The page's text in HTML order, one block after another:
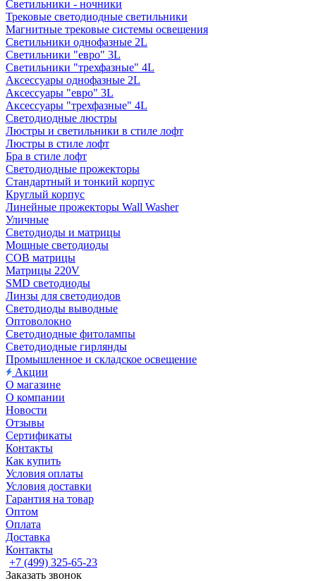
Светильники - ночники
Трековые светодиодные светильники
Магнитные трековые системы освещения
Светильники однофазные 2L
Светильники "евро" 3L
Светильники "трехфазные" 4L
Аксессуары однофазные 2L
Аксессуары "евро" 3L
Аксессуары "трехфазные" 4L
Светодиодные люстры
Люстры и светильники в стиле лофт
Люстры в стиле лофт
Бра в стиле лофт
Светодиодные прожекторы
Стандартный и тонкий корпус
Круглый корпус
Линейные прожекторы Wall Washer
Уличные
Светодиоды и матрицы
Мощные светодиоды
COB матрицы
Матрицы 220V
SMD светодиоды
Линзы для светодиодов
Светодиоды выводные
Оптоволокно
Светодиодные фитолампы
Светодиодные гирлянды
Промышленное и складское освещение
Акции
О магазине
О компании
Новости
Отзывы
Сертификаты
Контакты
Как купить
Условия оплаты
Условия доставки
Гарантия на товар
Оптом
Оплата
Доставка
Контакты
+7 (499) 325-65-23
Заказать звонок